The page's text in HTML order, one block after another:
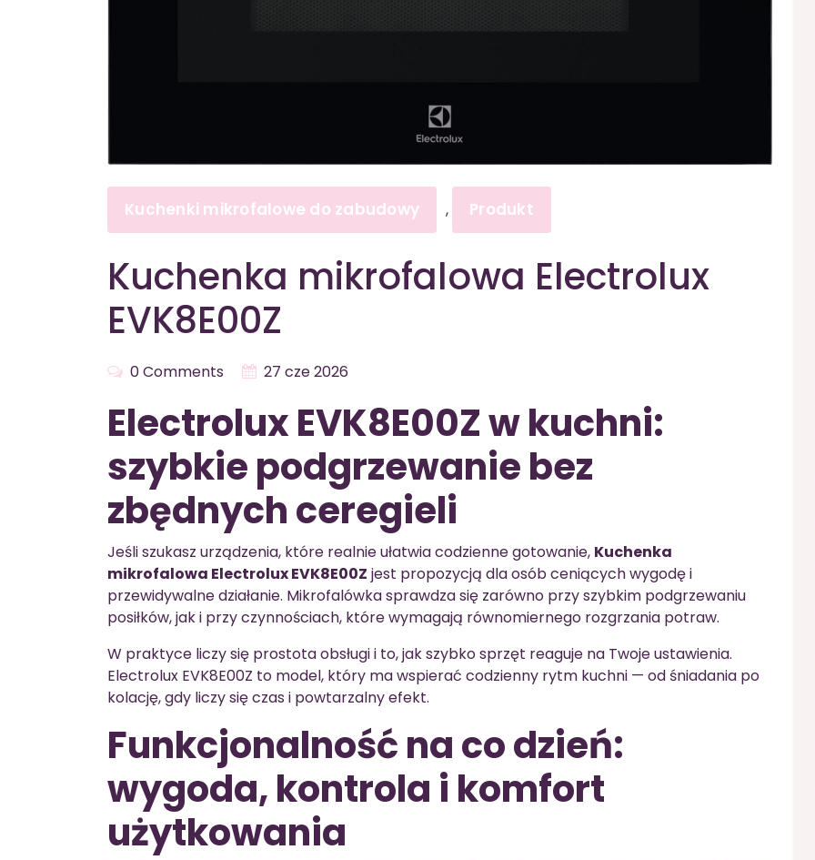
Kuchenki mikrofalowe do zabudowy , Produkt
Kuchenka mikrofalowa Electrolux
EVK8E00Z
0 Comments 27 cze 2026
Electrolux EVK8E00Z w kuchni:
szybkie podgrzewanie bez
zbędnych ceregieli
Jeśli szukasz urządzenia, które realnie ułatwia codzienne gotowanie, Kuchenka
mikrofalowa Electrolux EVK8E00Z jest propozycją dla osób ceniących wygodę i
przewidywalne działanie. Mikrofalówka sprawdza się zarówno przy szybkim podgrzewaniu
posiłków, jak i przy czynnościach, które wymagają równomiernego rozgrzania potraw.
W praktyce liczy się prostota obsługi i to, jak szybko sprzęt reaguje na Twoje ustawienia.
Electrolux EVK8E00Z to model, który ma wspierać codzienny rytm kuchni — od śniadania po
kolację, gdy liczy się czas i powtarzalny efekt.
Funkcjonalność na co dzień:
wygoda, kontrola i komfort
użytkowania